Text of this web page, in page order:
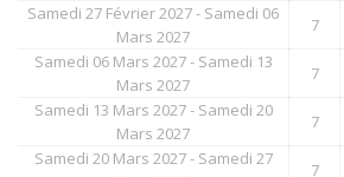
Samedi 27 Février 2027 - Samedi 06
Mars 2027
7
Samedi 06 Mars 2027 - Samedi 13
Mars 2027
7
Samedi 13 Mars 2027 - Samedi 20
Mars 2027
7
Samedi 20 Mars 2027 - Samedi 27
7